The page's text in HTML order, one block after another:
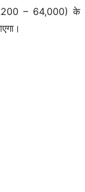
– 64,000) के